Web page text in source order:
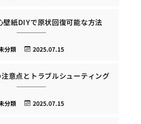
壁紙DIYで原状回復可能な方法
2025.07.15
分類
意点とトラブルシューティング
2025.07.15
分類